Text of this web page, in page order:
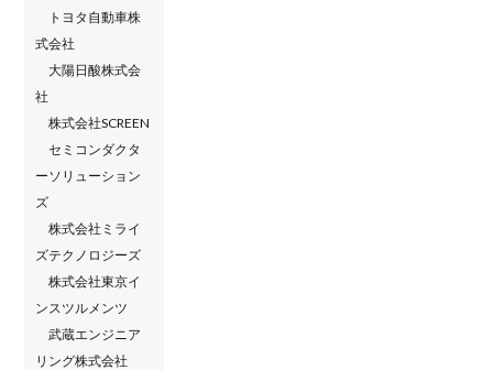
トヨタ自動車株
式会社
大陽日酸株式会
社
株式会社SCREEN
セミコンダクタ
ーソリューション
ズ
株式会社ミライ
ズテクノロジーズ
株式会社東京イ
ンスツルメンツ
武蔵エンジニア
リング株式会社